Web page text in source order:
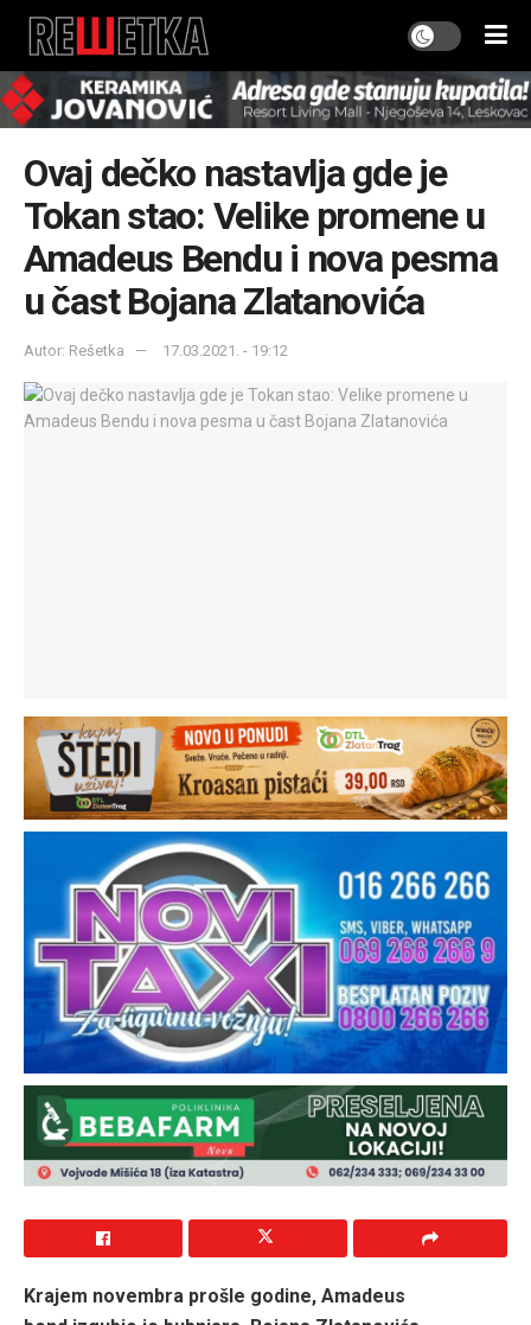
Ovaj dečko nastavlja gde je
Tokan stao: Velike promene u
Amadeus Bendu i nova pesma
u čast Bojana Zlatanovića
Autor: Rešetka 17.03.2021. - 19:12
Krajem novembra prošle godine, Amadeus